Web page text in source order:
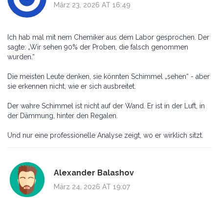
März 23, 2026 AT 16:49
Ich hab mal mit nem Chemiker aus dem Labor gesprochen. Der
sagte: „Wir sehen 90% der Proben, die falsch genommen
wurden.“
Die meisten Leute denken, sie könnten Schimmel „sehen“ - aber
sie erkennen nicht, wie er sich ausbreitet.
Der wahre Schimmel ist nicht auf der Wand. Er ist in der Luft, in
der Dämmung, hinter den Regalen.
Und nur eine professionelle Analyse zeigt, wo er wirklich sitzt.
Alexander Balashov
März 24, 2026 AT 19:07